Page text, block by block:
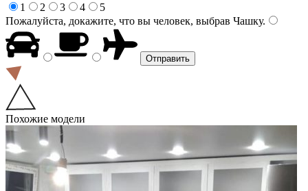
1
2 3 4
5
Пожалуйста, докажите, что вы человек, выбрав Чашку.
Похожие модели